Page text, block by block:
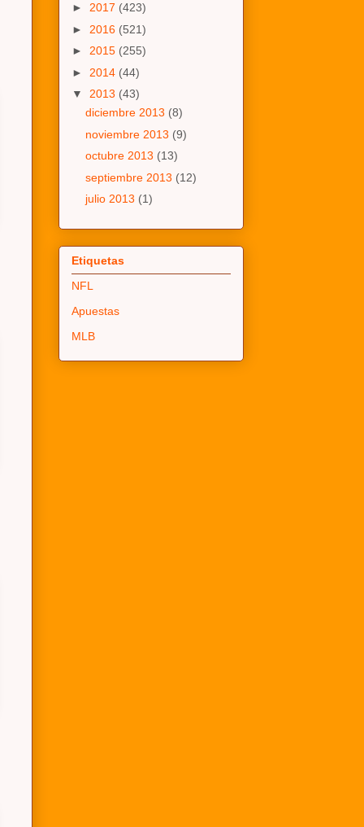
► 2017 (423)
► 2016 (521)
► 2015 (255)
► 2014 (44)
▼ 2013 (43)
diciembre 2013 (8)
noviembre 2013 (9)
octubre 2013 (13)
septiembre 2013 (12)
julio 2013 (1)
Etiquetas
NFL
Apuestas
MLB